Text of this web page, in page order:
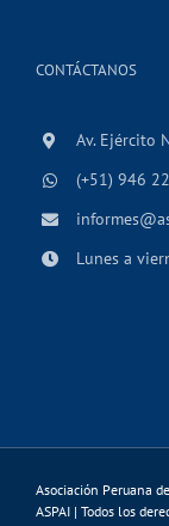
CONTÁCTANOS
Av. Ejército
(+51) 946
Lunes a
Asociación Peruana
ASPAI | Todos los